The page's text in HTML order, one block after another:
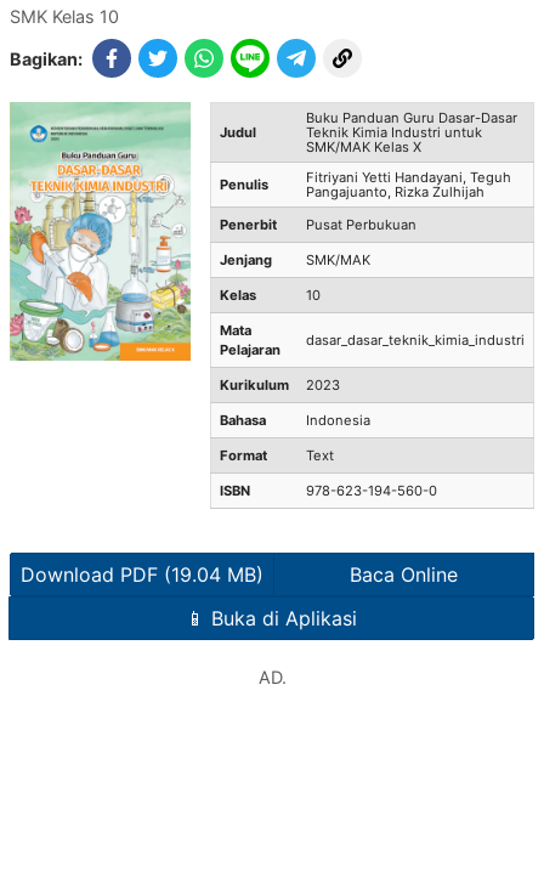
SMK Kelas 10
Bagikan:
Judul
Buku Panduan Guru Dasar-Dasar
Teknik Kimia Industri untuk
SMK/MAK Kelas X
Penulis
Fitriyani Yetti Handayani, Teguh
Pangajuanto, Rizka Zulhijah
Penerbit
Pusat Perbukuan
Jenjang SMK/MAK
Kelas 10
Mata
Pelajaran
dasar_dasar_teknik_kimia_industri
Kurikulum 2023
Bahasa Indonesia
Format Text
ISBN 978-623-194-560-0
Download PDF (19.04 MB)
Baca Online
📱 Buka di Aplikasi
AD.